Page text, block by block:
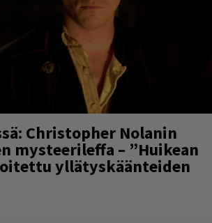
Christopher Nolanin
mysteerileffa – ”Huikean
yllätyskäänteiden